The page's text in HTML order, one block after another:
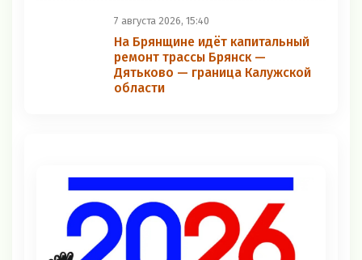
7 августа 2026, 15:40
На Брянщине идёт капитальный
ремонт трассы Брянск —
Дятьково — граница Калужской
области